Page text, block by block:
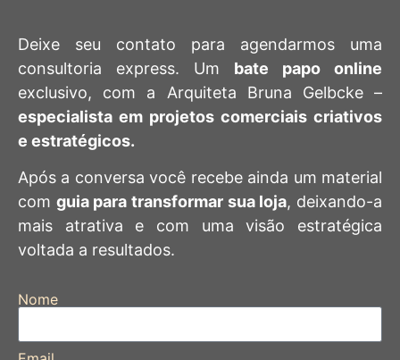
Deixe seu contato para agendarmos uma
consultoria express. Um bate papo online
exclusivo, com a Arquiteta Bruna Gelbcke –
especialista em projetos comerciais criativos
e estratégicos.
Após a conversa você recebe ainda um material
com guia para transformar sua loja, deixando-a
mais atrativa e com uma visão estratégica
voltada a resultados.
Nome